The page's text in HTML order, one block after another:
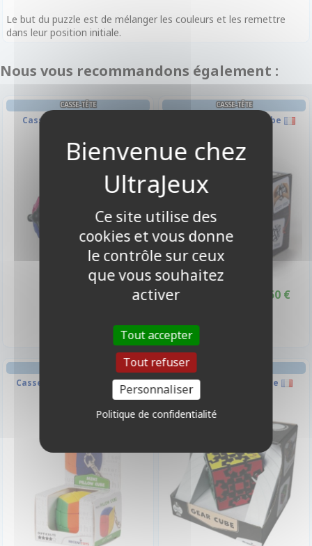
Le but du puzzle est de mélanger les couleurs et les remettre
dans leur position initiale.
Nous vous recommandons également :
CASSE-TÊTE
Casse-tête - Gear Ball
CASSE-TÊTE
Casse-tête - Ghost Cube
26,50 €
Casse-tête -Meffert's - Mini
Casse-tête - Gear Cube
Ce site utilise des
cookies et vous donne
le contrôle sur ceux
que vous souhaitez
activer
Tout accepter
Tout refuser
Personnaliser
Politique de confidentialité